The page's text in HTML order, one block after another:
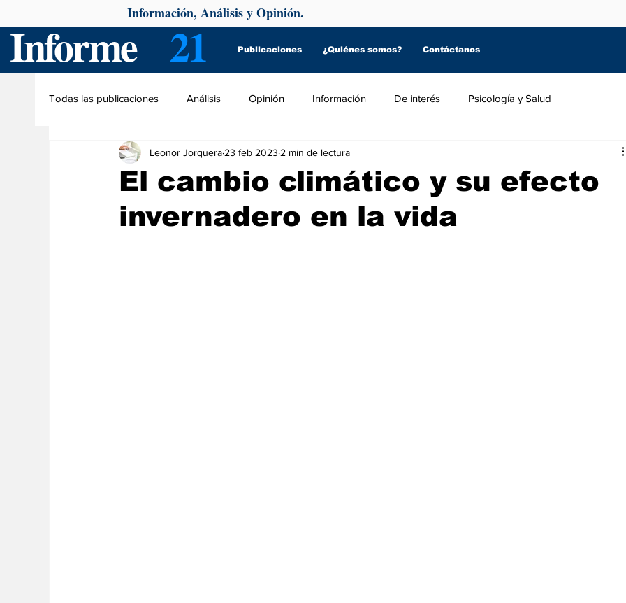
Informe 21 Publicaciones ¿Quiénes somos? Contáctanos
Información, Análisis y Opinión.
Todas las publicaciones Análisis Opinión Información De interés Psicología y Salud
El cambio climático y su efecto
invernadero en la vida
Leonor Jorquera 23 feb 2023 2 min de lectura